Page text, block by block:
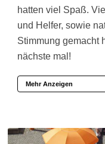
hatten viel Spaß.
und Helfer, sowie
Stimmung gemacht
nächste mal!
Mehr Anzeigen